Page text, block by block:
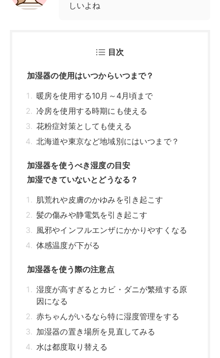
しいよね
目次
加湿器の使用はいつからいつまで？
暖房を使用する10月～4月頃まで
冷房を使用する時期にも使える
花粉症対策としても使える
北海道や東京など地域別にはいつまで？
加湿器を使うべき湿度の目安
加湿できていないとどうなる？
肌荒れや皮膚のかゆみを引き起こす
髪の傷みや静電気を引き起こす
風邪やインフルエンザにかかりやすくなる
体感温度が下がる
加湿器を使う際の注意点
湿度が高すぎるとカビ・ダニが繁殖する原
因になる
赤ちゃんがいるなら特に湿度管理をする
加湿器の置き場所を見直してみる
水は都度取り替える